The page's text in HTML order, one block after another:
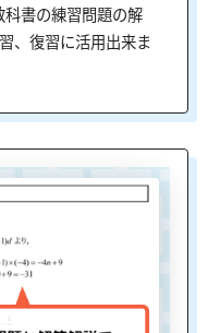
書の練習問題の解
、復習に活用出来ま